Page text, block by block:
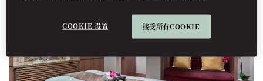
COOKIE 设置 接受所有COOKIE